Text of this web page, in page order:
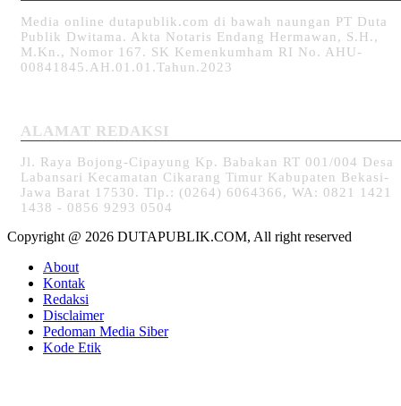
Media online dutapublik.com di bawah naungan PT Duta
Publik Dwitama. Akta Notaris Endang Hermawan, S.H.,
M.Kn., Nomor 167. SK Kemenkumham RI No. AHU-
00841845.AH.01.01.Tahun.2023
ALAMAT REDAKSI
Jl. Raya Bojong-Cipayung Kp. Babakan RT 001/004 Desa
Labansari Kecamatan Cikarang Timur Kabupaten Bekasi-
Jawa Barat 17530. Tlp.: (0264) 6064366, WA: 0821 1421
1438 - 0856 9293 0504
Copyright @ 2026 DUTAPUBLIK.COM, All right reserved
About
Kontak
Redaksi
Disclaimer
Pedoman Media Siber
Kode Etik